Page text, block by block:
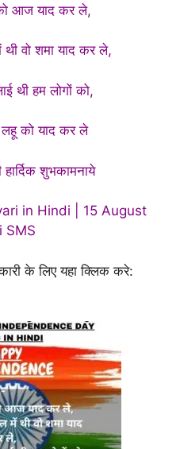
आज याद कर ले,
वो शमा याद कर ले,
थी हम लोगों को,
को याद कर ले
शुभकामनाये
in Hindi | 15 August
SMS
के लिए यहा क्लिक करे: